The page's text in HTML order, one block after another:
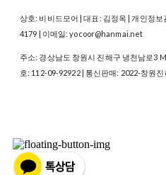
상호: 비비드모어 | 대표: 김정옥 | 개인정
4179 | 이메일: yocoor@hanmai.net
주소: 경상남도 창원시 진해구 냉천남로3
호: 112-09-92922| 통신판매: 2022-창원